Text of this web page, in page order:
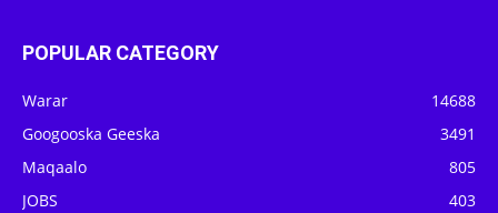
POPULAR CATEGORY
Warar
14688
Googooska Geeska
3491
Maqaalo
805
JOBS
403